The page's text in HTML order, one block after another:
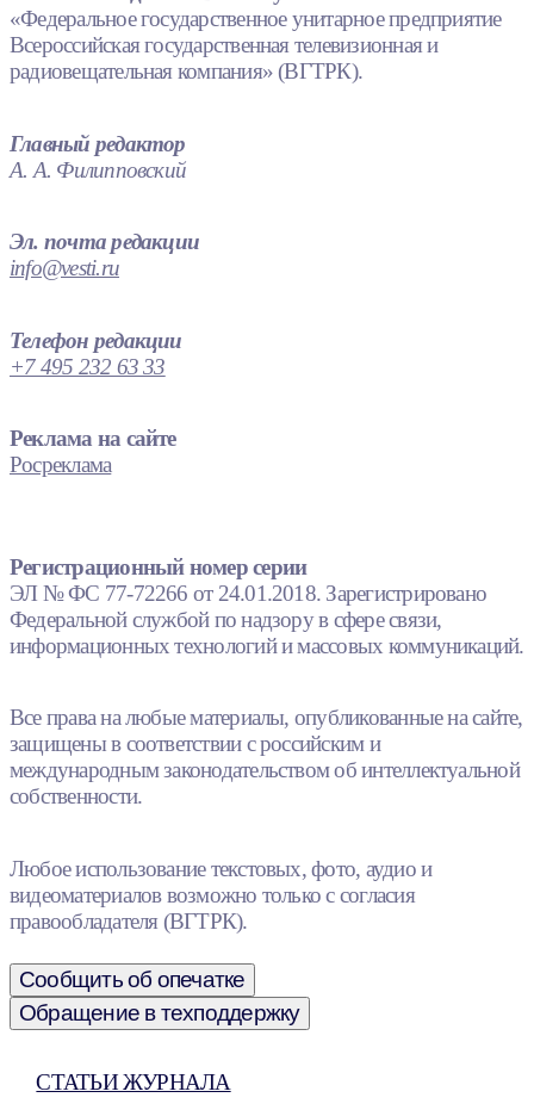
«Федеральное государственное унитарное предприятие
Всероссийская государственная телевизионная и
радиовещательная компания» (ВГТРК).
Главный редактор
А. А. Филипповский
Эл. почта редакции
info@vesti.ru
Телефон редакции
+7 495 232 63 33
Реклама на сайте
Росреклама
Регистрационный номер серии
ЭЛ № ФС 77-72266 от 24.01.2018. Зарегистрировано
Федеральной службой по надзору в сфере связи,
информационных технологий и массовых коммуникаций.
Все права на любые материалы, опубликованные на сайте,
защищены в соответствии с российским и
международным законодательством об интеллектуальной
собственности.
Любое использование текстовых, фото, аудио и
видеоматериалов возможно только с согласия
правообладателя (ВГТРК).
Сообщить об опечатке
Обращение в техподдержку
СТАТЬИ ЖУРНАЛА